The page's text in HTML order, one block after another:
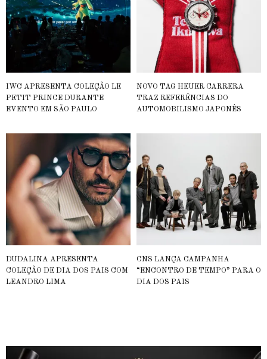
IWC APRESENTA COLEÇÃO LE
PETIT PRINCE DURANTE
EVENTO EM SÃO PAULO
NOVO TAG HEUER CARRERA
TRAZ REFERÊNCIAS DO
AUTOMOBILISMO JAPONÊS
DUDALINA APRESENTA
COLEÇÃO DE DIA DOS PAIS COM
LEANDRO LIMA
CNS LANÇA CAMPANHA
“ENCONTRO DE TEMPO” PARA O
DIA DOS PAIS